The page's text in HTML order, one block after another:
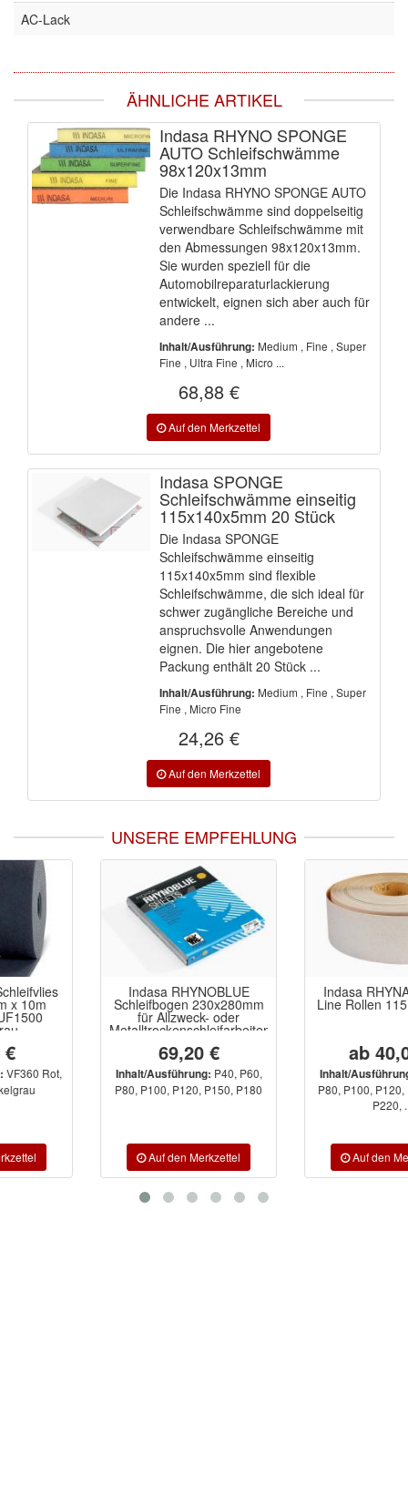
AC-Lack
ÄHNLICHE ARTIKEL
Indasa RHYNO SPONGE
AUTO Schleifschwämme
98x120x13mm
Die Indasa RHYNO SPONGE AUTO
Schleifschwämme sind doppelseitig
verwendbare Schleifschwämme mit
den Abmessungen 98x120x13mm.
Sie wurden speziell für die
Automobilreparaturlackierung
entwickelt, eignen sich aber auch für
andere ...
Inhalt/Ausführung: Medium , Fine , Super
Fine , Ultra Fine , Micro ...
68,88 €
Indasa SPONGE
Schleifschwämme einseitig
115x140x5mm 20 Stück
Die Indasa SPONGE
Schleifschwämme einseitig
115x140x5mm sind flexible
Schleifschwämme, die sich ideal für
schwer zugängliche Bereiche und
anspruchsvolle Anwendungen
eignen. Die hier angebotene
Packung enthält 20 Stück ...
Inhalt/Ausführung: Medium , Fine , Super
Fine , Micro Fine
24,26 €
UNSERE EMPFEHLUNG
Indasa RHYNOBLUE
Schleifbogen 230x280mm
für Allzweck- oder
Metalltrockenschleifarbeiten
Inhalt/Ausführung:P40, P60,
P80, P100, P120, P150, P180
Indasa RHYNALOX Plus
Line Rollen 115mm x 50m
ab 40,06 €
Inhalt/Ausführung:P40, P60,
P80, P100, P120, P150, P180,